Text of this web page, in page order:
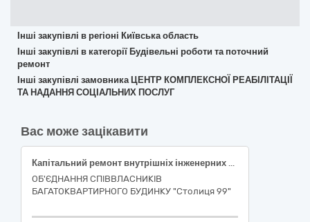
Інші закупівлі в регіоні Київська область
Інші закупівлі в категорії Будівельні роботи та поточний
ремонт
Інші закупівлі замовника ЦЕНТР КОМПЛЕКСНОЇ РЕАБІЛІТАЦІЇ
ТА НАДАННЯ СОЦІАЛЬНИХ ПОСЛУГ
Вас може зацікавити
Капітальний ремонт внутрішніх інженерних мереж (у тому числі насосні холодного водопостачання) житлового будинку ОСББ "Столиця 99" за адресою: місто Київ, вул. Автозаводська, буд. 99/4
ОБ'ЄДНАННЯ СПІВВЛАСНИКІВ
БАГАТОКВАРТИРНОГО БУДИНКУ "Столиця 99"